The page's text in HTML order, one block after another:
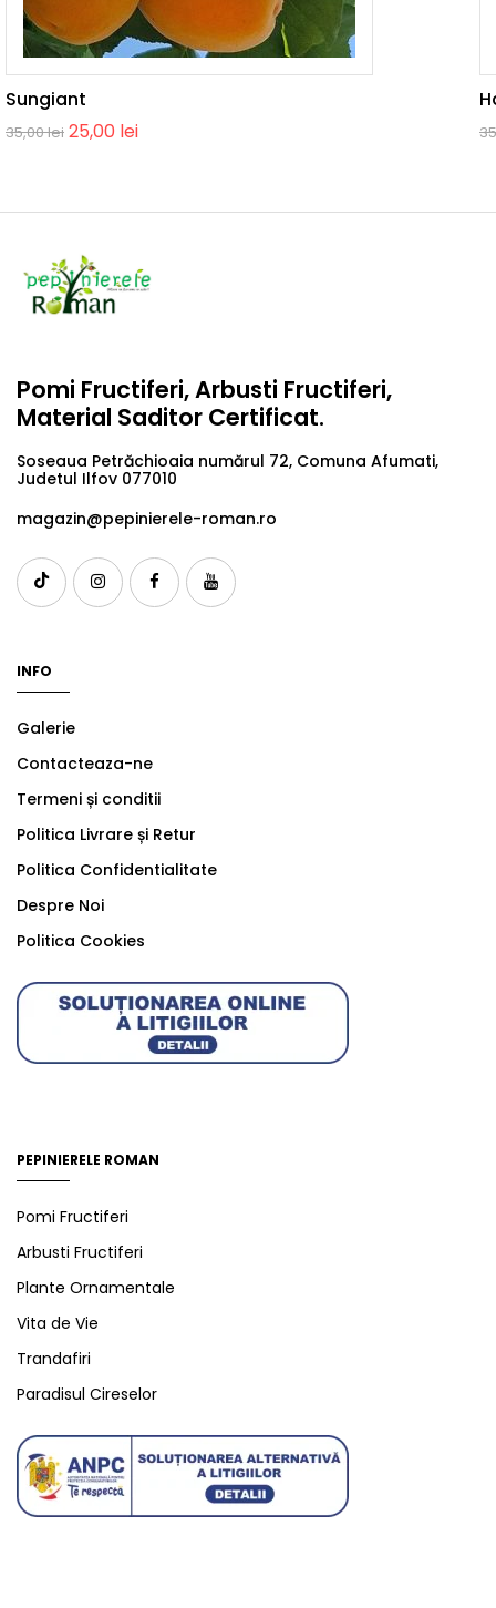
Sungiant
35,00lei 25,00 lei
Pomi Fructiferi, Arbusti Fructiferi,
Material Saditor Certificat.
Soseaua Petrăchioaia numărul 72, Comuna Afumati,
Judetul Ilfov 077010
magazin@pepinierele-roman.ro
INFO
Galerie
Contacteaza-ne
Termeni și conditii
Politica Livrare și Retur
Politica Confidentialitate
Despre Noi
Politica Cookies
PEPINIERELE ROMAN
Pomi Fructiferi
Arbusti Fructiferi
Plante Ornamentale
Vita de Vie
Trandafiri
Paradisul Cireselor